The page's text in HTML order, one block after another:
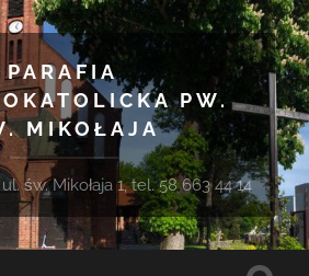
PARAFIA
PW.
MIKOŁAJA
św. Mikołaja 1, tel. 58 663 44 14